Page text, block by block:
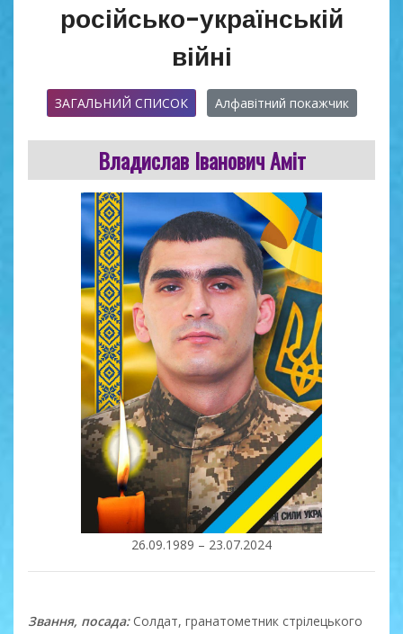
російсько-українській
війні
ЗАГАЛЬНИЙ СПИСОК Алфавітний покажчик
Владислав Іванович Аміт
26.09.1989 – 23.07.2024
Звання, посада:Солдат, гранатометник стрілецького